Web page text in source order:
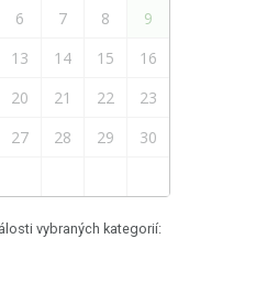
6 7 8
9
13 14 15
16
20 21 22
23
27 28 29
30
vybraných kategorií: